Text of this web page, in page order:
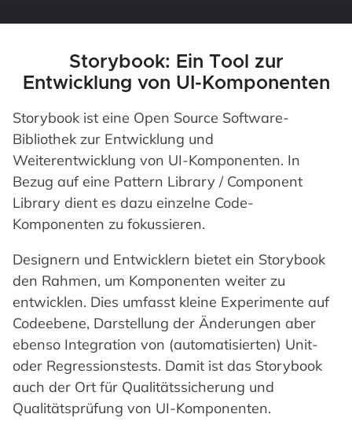
Storybook: Ein Tool zur
Entwicklung von UI-Komponenten
Storybook ist eine Open Source Software-
Bibliothek zur Entwicklung und
Weiterentwicklung von UI-Komponenten. In
Bezug auf eine Pattern Library / Component
Library dient es dazu einzelne Code-
Komponenten zu fokussieren.
Designern und Entwicklern bietet ein Storybook
den Rahmen, um Komponenten weiter zu
entwicklen. Dies umfasst kleine Experimente auf
Codeebene, Darstellung der Änderungen aber
ebenso Integration von (automatisierten) Unit-
oder Regressionstests. Damit ist das Storybook
auch der Ort für Qualitätssicherung und
Qualitätsprüfung von UI-Komponenten.